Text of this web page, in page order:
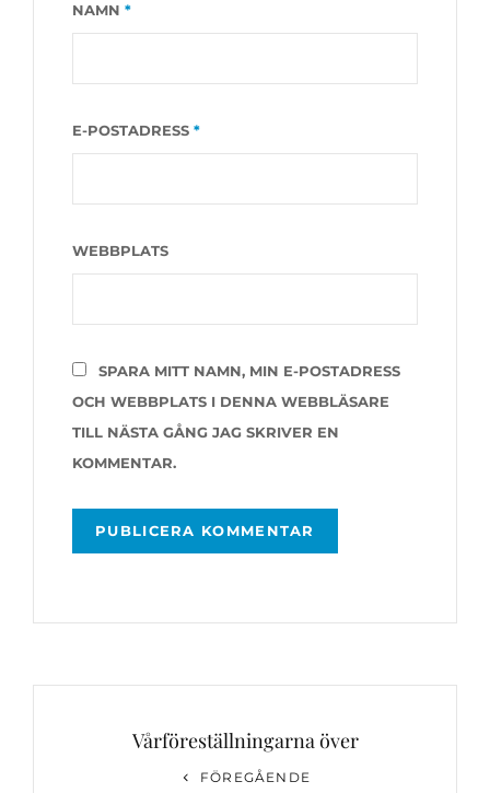
NAMN *
E-POSTADRESS *
WEBBPLATS
SPARA MITT NAMN, MIN E-POSTADRESS
OCH WEBBPLATS I DENNA WEBBLÄSARE
TILL NÄSTA GÅNG JAG SKRIVER EN
KOMMENTAR.
Vårföreställningarna över
FÖREGÅENDE